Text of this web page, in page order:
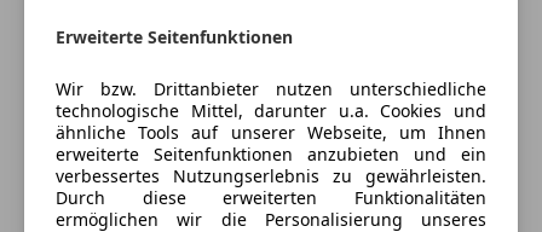
Klimaanlage
Lichtpaket
Schiebedach
Sportabgasanlage
Interieur:
Mittelarmlehne im Fond
Auto Bacher Schwaz GmbH
Sternebewertung 5 von 5
5Sterne
(93% Weiterempfehlungen)
Anbieter auf AutoScout24 seit 2014
Filiale Schwaz
Erweiterte Seitenfunktionen
Wir bzw. Drittanbieter nutzen unterschiedliche
technologische Mittel, darunter u.a. Cookies und
ähnliche Tools auf unserer Webseite, um Ihnen
erweiterte Seitenfunktionen anzubieten und ein
verbessertes Nutzungserlebnis zu gewährleisten.
Durch diese erweiterten Funktionalitäten
ermöglichen wir die Personalisierung unseres